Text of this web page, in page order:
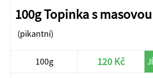
100g Topinka s
(pikantní)
100g 120 Kč